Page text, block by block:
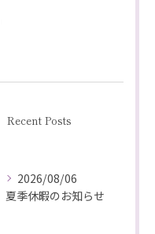
Recent Posts
2026/08/06
夏季休暇のお知らせ